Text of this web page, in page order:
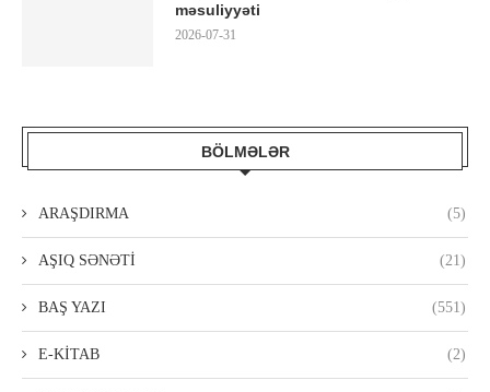
məsuliyyəti
2026-07-31
BÖLMƏLƏR
ARAŞDIRMA (5)
AŞIQ SƏNƏTİ (21)
BAŞ YAZI (551)
E-KİTAB (2)